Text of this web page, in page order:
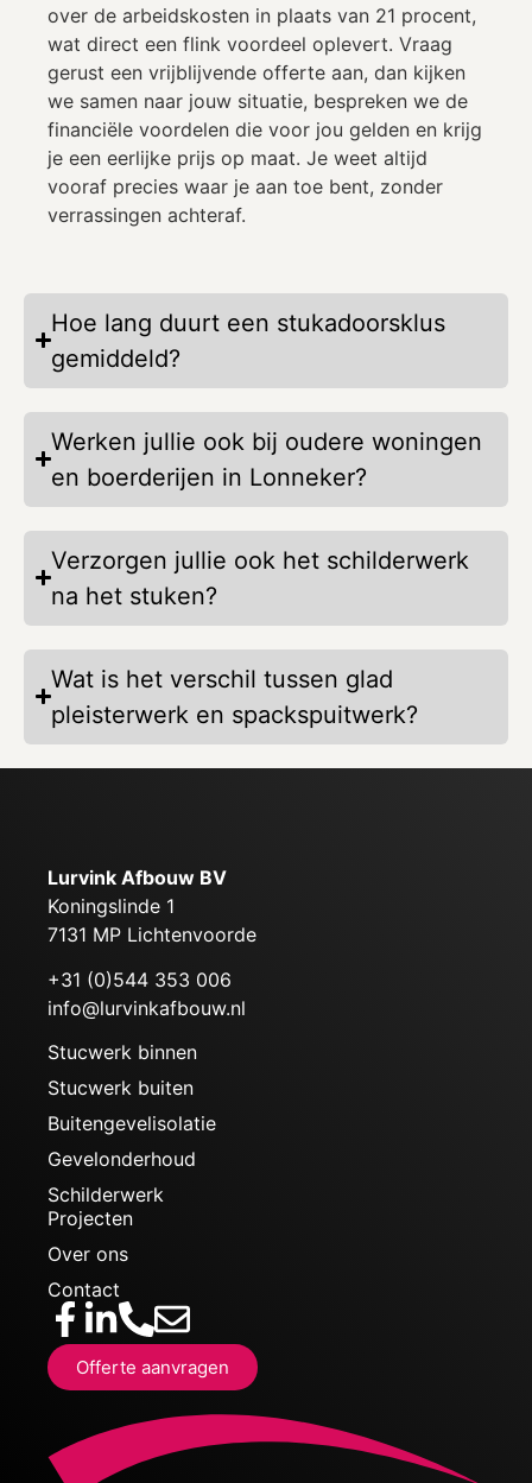
over de arbeidskosten in plaats van 21 procent,
wat direct een flink voordeel oplevert. Vraag
gerust een vrijblijvende offerte aan, dan kijken
we samen naar jouw situatie, bespreken we de
financiële voordelen die voor jou gelden en krijg
je een eerlijke prijs op maat. Je weet altijd
vooraf precies waar je aan toe bent, zonder
verrassingen achteraf.
Hoe lang duurt een stukadoorsklus
gemiddeld?
Werken jullie ook bij oudere woningen
en boerderijen in Lonneker?
Verzorgen jullie ook het schilderwerk
na het stuken?
Wat is het verschil tussen glad
pleisterwerk en spackspuitwerk?
Lurvink Afbouw BV
Koningslinde 1
7131 MP Lichtenvoorde
+31 (0)544 353 006
info@lurvinkafbouw.nl
Stucwerk binnen
Stucwerk buiten
Buitengevelisolatie
Gevelonderhoud
Schilderwerk
Projecten
Over ons
Contact
Offerte aanvragen